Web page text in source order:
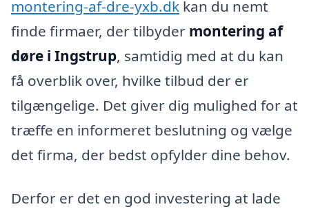
montering-af-dre-yxb.dk kan du nemt
finde firmaer, der tilbyder montering af
døre i Ingstrup, samtidig med at du kan
få overblik over, hvilke tilbud der er
tilgængelige. Det giver dig mulighed for at
træffe en informeret beslutning og vælge
det firma, der bedst opfylder dine behov.
Derfor er det en god investering at lade